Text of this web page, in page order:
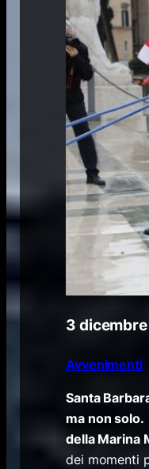
3
Avvenimenti
Santa
ma non solo.
della Marina
dei momenti